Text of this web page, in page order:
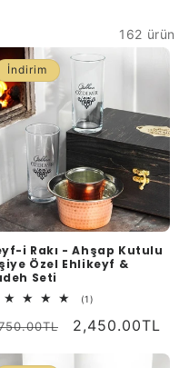
162 ürün
İndirim
i Rakı - Ahşap Kutulu
Özel Ehlikeyf &
Seti
(1)
değerlendirme
İndirimli
2,450.00TL